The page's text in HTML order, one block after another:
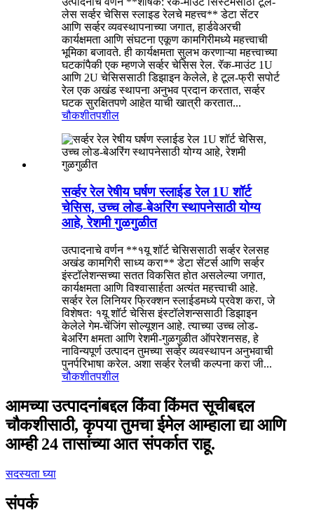
लेस सर्व्हर चेसिस स्लाइड रेलचे महत्त्व** डेटा सेंटर
आणि सर्व्हर व्यवस्थापनाच्या जगात, हार्डवेअरची
कार्यक्षमता आणि संघटना एकूण कामगिरीमध्ये महत्त्वाची
भूमिका बजावते. ही कार्यक्षमता सुलभ करणाऱ्या महत्त्वाच्या
घटकांपैकी एक म्हणजे सर्व्हर चेसिस रेल. रॅक-माउंट 1U
आणि 2U चेसिससाठी डिझाइन केलेले, हे टूल-फ्री सपोर्ट
रेल एक अखंड स्थापना अनुभव प्रदान करतात, सर्व्हर
घटक सुरक्षितपणे आहेत याची खात्री करतात...
चौकशीतपशील
सर्व्हर रेल रेषीय घर्षण स्लाईड रेल 1U शॉर्ट
चेसिस, उच्च लोड-बेअरिंग स्थापनेसाठी योग्य
आहे, रेशमी गुळगुळीत
उत्पादनाचे वर्णन **१यू शॉर्ट चेसिससाठी सर्व्हर रेलसह
अखंड कामगिरी साध्य करा** डेटा सेंटर्स आणि सर्व्हर
इंस्टॉलेशन्सच्या सतत विकसित होत असलेल्या जगात,
कार्यक्षमता आणि विश्वासार्हता अत्यंत महत्त्वाची आहे.
सर्व्हर रेल लिनियर फ्रिक्शन स्लाईडमध्ये प्रवेश करा, जे
विशेषतः १यू शॉर्ट चेसिस इंस्टॉलेशन्ससाठी डिझाइन
केलेले गेम-चेंजिंग सोल्यूशन आहे. त्याच्या उच्च लोड-
बेअरिंग क्षमता आणि रेशमी-गुळगुळीत ऑपरेशनसह, हे
नाविन्यपूर्ण उत्पादन तुमच्या सर्व्हर व्यवस्थापन अनुभवाची
पुनर्परिभाषा करेल. अशा सर्व्हर रेलची कल्पना करा जी...
चौकशीतपशील
आमच्या उत्पादनांबद्दल किंवा किंमत सूचीबद्दल
चौकशीसाठी, कृपया तुमचा ईमेल आम्हाला द्या आणि
आम्ही 24 तासांच्या आत संपर्कात राहू.
सदस्यता घ्या
संपर्क